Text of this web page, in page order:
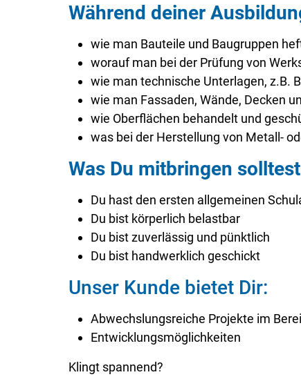
Während deiner
wie man Bauteile und Baugruppen
worauf man bei der Prüfung von
wie man technische Unterlagen, z.B.
wie man Fassaden, Wände, Decken
wie Oberflächen behandelt und
was bei der Herstellung von Metall-
Was Du mitbringen
Du hast den ersten allgemeinen
Du bist körperlich belastbar
Du bist zuverlässig und pünktlich
Du bist handwerklich geschickt
Unser Kunde bietet Dir:
Abwechslungsreiche Projekte im
Entwicklungsmöglichkeiten
Klingt spannend?